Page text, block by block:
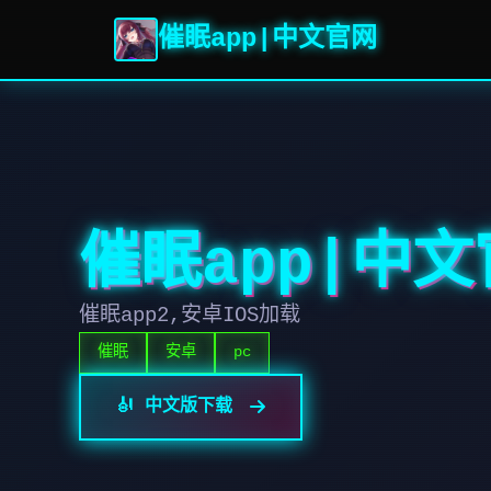
催眠app|中文官网
催眠app|中文
催眠app2,安卓IOS加载
催眠 安卓 pc
🎻 中文版下载